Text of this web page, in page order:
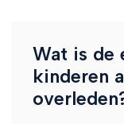
Wat is de
kinderen